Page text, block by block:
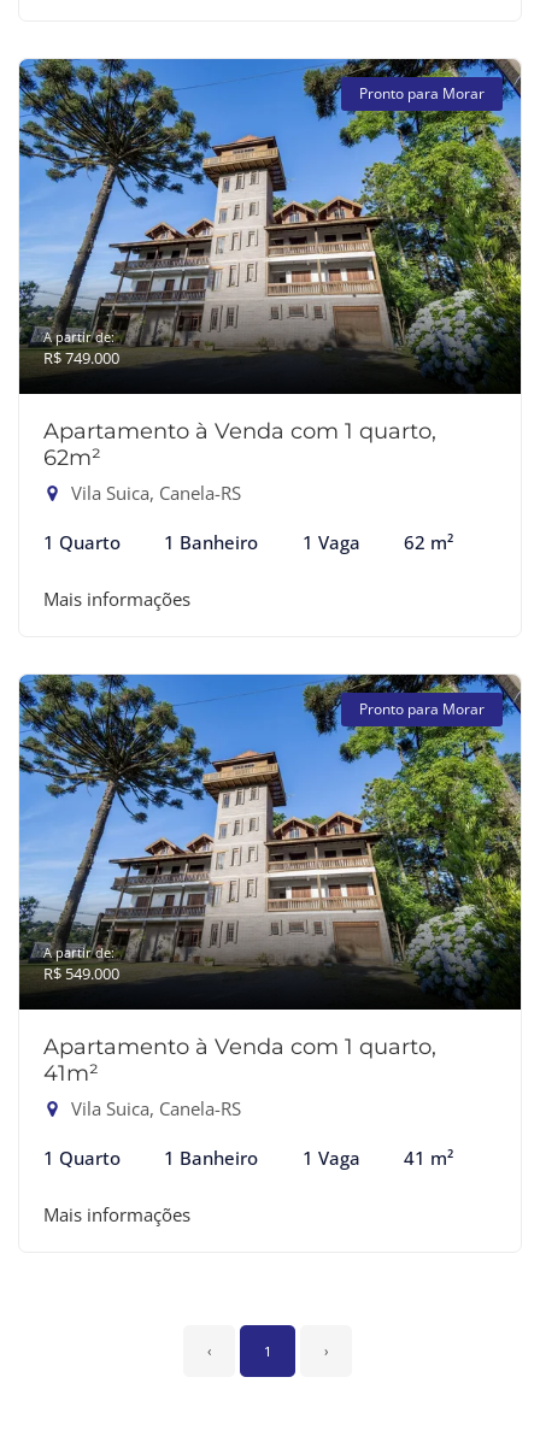
Pronto para Morar
A partir de:
R$ 749.000
Apartamento à Venda com 1 quarto,
62m²
Vila Suica, Canela-RS
1 Quarto 1 Banheiro 1 Vaga 62 m²
Mais informações
Pronto para Morar
A partir de:
R$ 549.000
Apartamento à Venda com 1 quarto,
41m²
Vila Suica, Canela-RS
1 Quarto 1 Banheiro 1 Vaga 41 m²
Mais informações
‹ 1 ›